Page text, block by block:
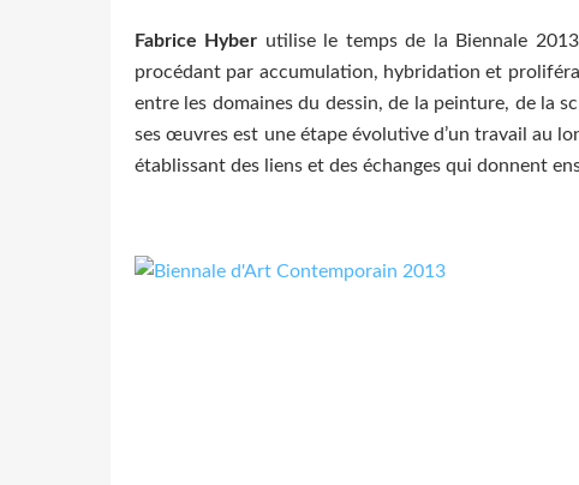
Fabrice Hyber utilise le temps de la Biennale
procédant par accumulation, hybridation et
entre les domaines du dessin, de la peinture, de la
ses œuvres est une étape évolutive d’un travail au
établissant des liens et des échanges qui donnent